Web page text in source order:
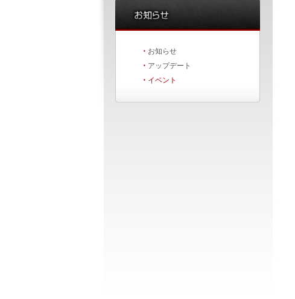
・ お知らせ
・ アップデート
・ イベント